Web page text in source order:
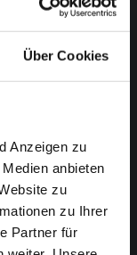
Über Cookies
Anzeigen zu
anbieten
zu
zu Ihrer
Partner für
DN600